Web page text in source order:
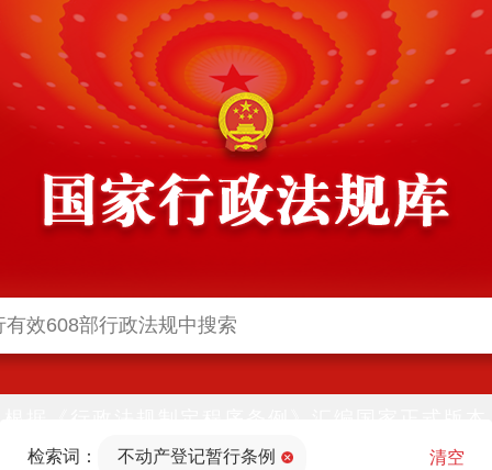
法部官网)同步公布
检索词： 不动产登记暂行条例 清空